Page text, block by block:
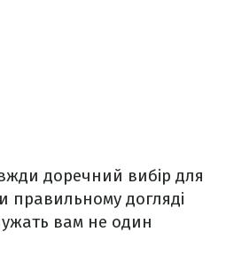
доречний вибір для
правильному догляді
вам не один